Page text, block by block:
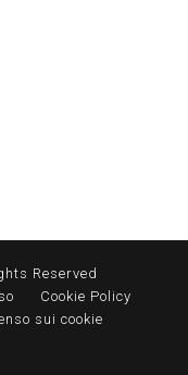
Reserved
Cookie Policy
sui cookie